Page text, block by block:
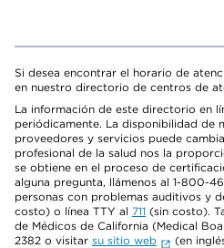
Si desea encontrar el horario de
en nuestro directorio de centros de
La información de este directorio en
periódicamente. La disponibilidad de
proveedores y servicios puede
profesional de la salud nos la
se obtiene en el proceso de
alguna pregunta, llámenos al 1-800-
personas con problemas auditivos y
costo) o línea TTY al 711 (sin costo).
de Médicos de California (Medical
2382 o visitar su sitio web
(en